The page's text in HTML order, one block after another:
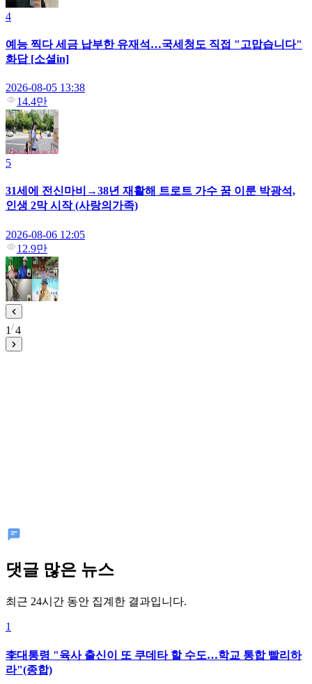
4
예능 찍다 세금 납부한 유재석…국세청도 직접 "고맙습니다"
화답 [소셜in]
2026-08-05 13:38
14.4만
5
31세에 전신마비→38년 재활해 트로트 가수 꿈 이룬 박광석,
인생 2막 시작 (사랑의가족)
2026-08-06 12:05
12.9만
1 4
댓글 많은 뉴스
최근 24시간 동안 집계한 결과입니다.
1
李대통령 "육사 출신이 또 쿠데타 할 수도…학교 통합 빨리하
라"(종합)